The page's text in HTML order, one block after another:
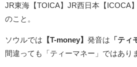
JR東海【TOICA】JR西日本【ICOCA
のこと。
ソウルでは 【T-money】 発音は 「ティ
間違っても「ティーマネー」ではあり